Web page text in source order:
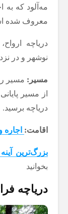
مه‌آلود که به
معروف شده
نوشهر و در
مسیر: مسیر
از مسیر
دریاچه برسید.
اقامت: اجاره
بزرگ‌ترین
بخوانید
دریاچه